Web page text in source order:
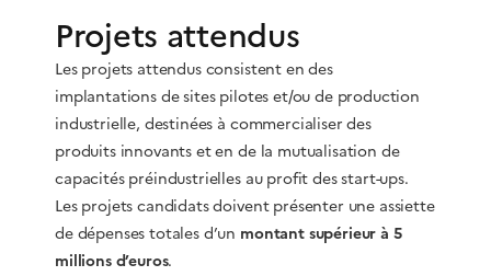
Projets attendus
Les projets attendus consistent en des
implantations de sites pilotes et/ou de production
industrielle, destinées à commercialiser des
produits innovants et en de la mutualisation de
capacités préindustrielles au profit des start-ups.
Les projets candidats doivent présenter une assiette
de dépenses totales d’un montant supérieur à 5
millions d’euros.